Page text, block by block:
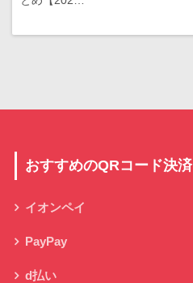
おすすめのQRコード決済
イオンペイ
PayPay
d払い